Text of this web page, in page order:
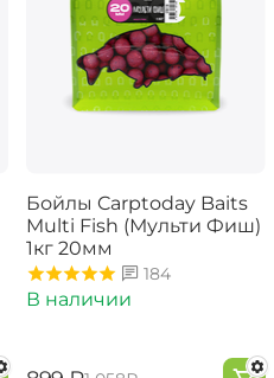
Бойлы Carptoday Baits
Multi Fish (Мульти Фиш)
1кг 20мм
184
В наличии